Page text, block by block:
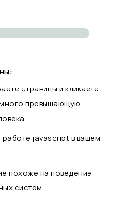
страницы и кликаете
превышающую
javascript в вашем
похоже на поведение
систем